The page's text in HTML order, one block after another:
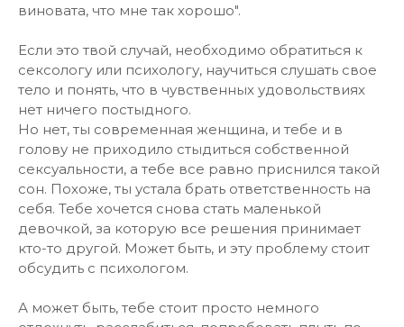
виновата, что мне так хорошо".
Если это твой случай, необходимо обратиться к
сексологу или психологу, научиться слушать свое
тело и понять, что в чувственных удовольствиях
нет ничего постыдного.
Но нет, ты современная женщина, и тебе и в
голову не приходило стыдиться собственной
сексуальности, а тебе все равно приснился такой
сон. Похоже, ты устала брать ответственность на
себя. Тебе хочется снова стать маленькой
девочкой, за которую все решения принимает
кто-то другой. Может быть, и эту проблему стоит
обсудить с психологом.
А может быть, тебе стоит просто немного